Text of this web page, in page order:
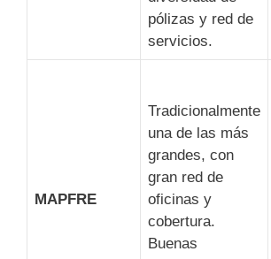
pólizas y red de
servicios.
MAPFRE
Tradicionalmente
una de las más
grandes, con
gran red de
oficinas y
cobertura.
Buenas